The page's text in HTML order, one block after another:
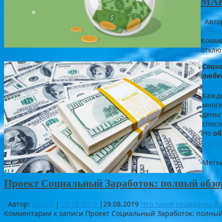
Но
Проект Социальный Заработок: полный
Автор: admin | 29.08.2019 | 29.08.2019 Что такое социальный
Комментарии к записи Проект Социальный Заработок: